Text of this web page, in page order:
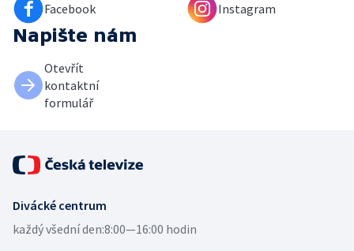
Facebook Instagram
Napište nám
Otevřít
kontaktní
formulář
Divácké centrum
každý všední den:8:00—16:00 hodin